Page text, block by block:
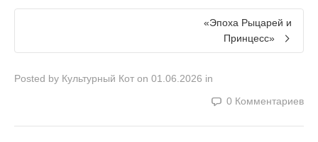
«Эпоха Рыцарей и
Принцесс»
Posted by Культурный Кот on 01.06.2026 in
0 Комментариев